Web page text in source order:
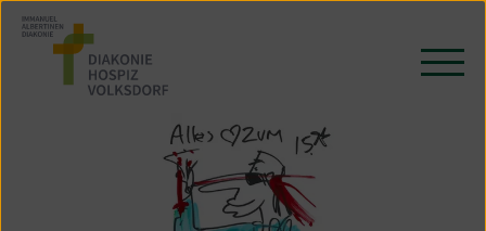
Zum
Seiteninhalt
springen